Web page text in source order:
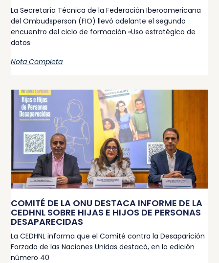
La Secretaría Técnica de la Federación Iberoamericana
del Ombudsperson (FIO) llevó adelante el segundo
encuentro del ciclo de formación «Uso estratégico de
datos
Nota Completa
COMITÉ DE LA ONU DESTACA INFORME DE LA
CEDHNL SOBRE HIJAS E HIJOS DE PERSONAS
DESAPARECIDAS
La CEDHNL informa que el Comité contra la Desaparición
Forzada de las Naciones Unidas destacó, en la edición
número 40